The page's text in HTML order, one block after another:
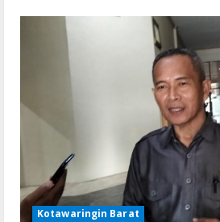
Kotawaringin Barat